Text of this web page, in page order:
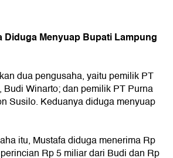
Diduga Menyuap Bupati Lampung
dua pengusaha, yaitu pemilik PT
Budi Winarto; dan pemilik PT Purna
Susilo. Keduanya diduga menyuap
itu, Mustafa diduga menerima Rp
Rp 5 miliar dari Budi dan Rp